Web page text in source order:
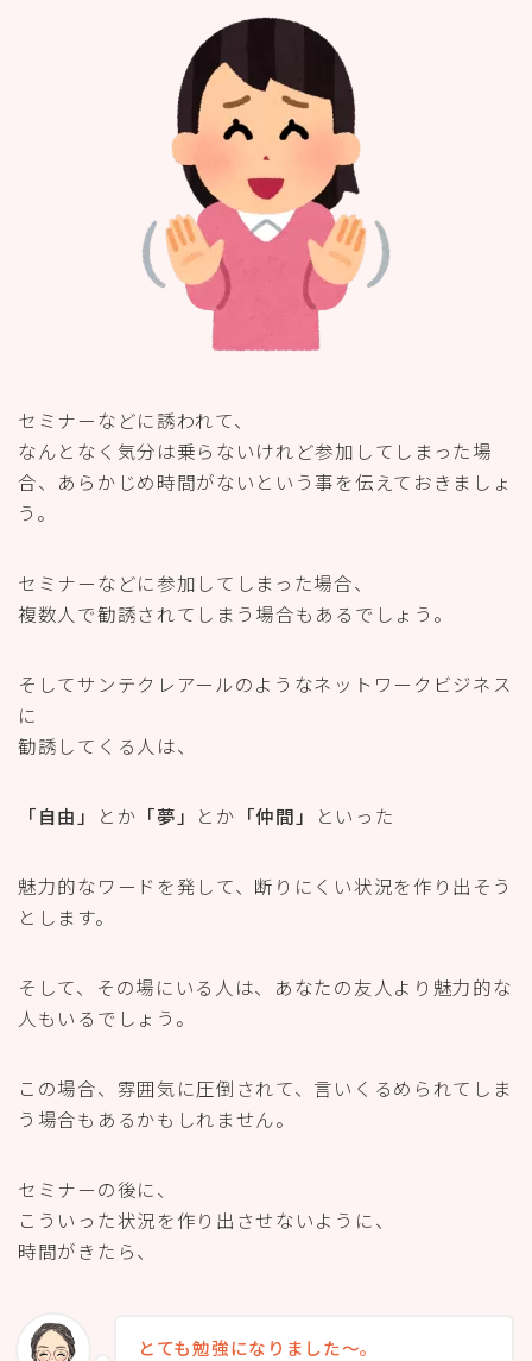
セミナーなどに誘われて、
なんとなく気分は乗らないけれど参加してしまった場
合、あらかじめ時間がないという事を伝えておきましょ
う。
セミナーなどに参加してしまった場合、
複数人で勧誘されてしまう場合もあるでしょう。
そしてサンテクレアールのようなネットワークビジネス
に
勧誘してくる人は、
「自由」 とか 「夢」 とか 「仲間」 といった
魅力的なワードを発して、断りにくい状況を作り出そう
とします。
そして、その場にいる人は、あなたの友人より魅力的な
人もいるでしょう。
この場合、雰囲気に圧倒されて、言いくるめられてしま
う場合もあるかもしれません。
セミナーの後に、
こういった状況を作り出させないように、
時間がきたら、
とても勉強になりました〜。